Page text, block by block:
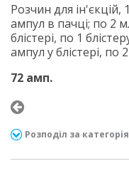
Розчин для
ампул в пачці; по 2
блістері, по 1
ампул у блістері, по
72 амп.
Розподіл за